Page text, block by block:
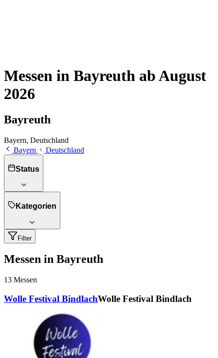
Messen in Bayreuth ab August
2026
Bayreuth
Bayern, Deutschland
Bayern
Deutschland
Status
Kategorien
Filter
Messen in Bayreuth
13 Messen
Wolle Festival BindlachWolle Festival Bindlach